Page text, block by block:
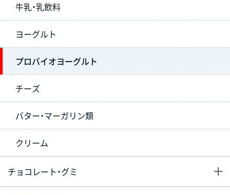
牛乳・乳飲料
ヨーグルト
プロバイオヨーグルト
チーズ
バター・マーガリン類
クリーム
チョコレート・グミ